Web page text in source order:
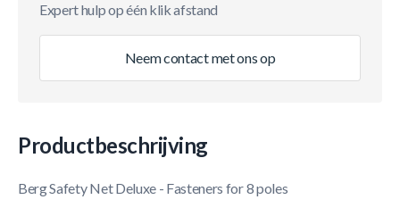
Expert hulp op één klik afstand
Neem contact met ons op
Productbeschrijving
Berg Safety Net Deluxe - Fasteners for 8 poles